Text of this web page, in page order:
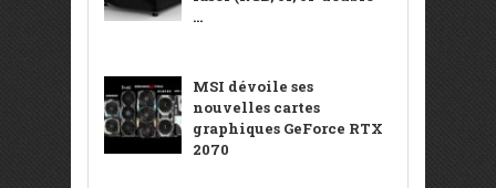
...
MSI dévoile ses
nouvelles cartes
graphiques GeForce RTX
2070